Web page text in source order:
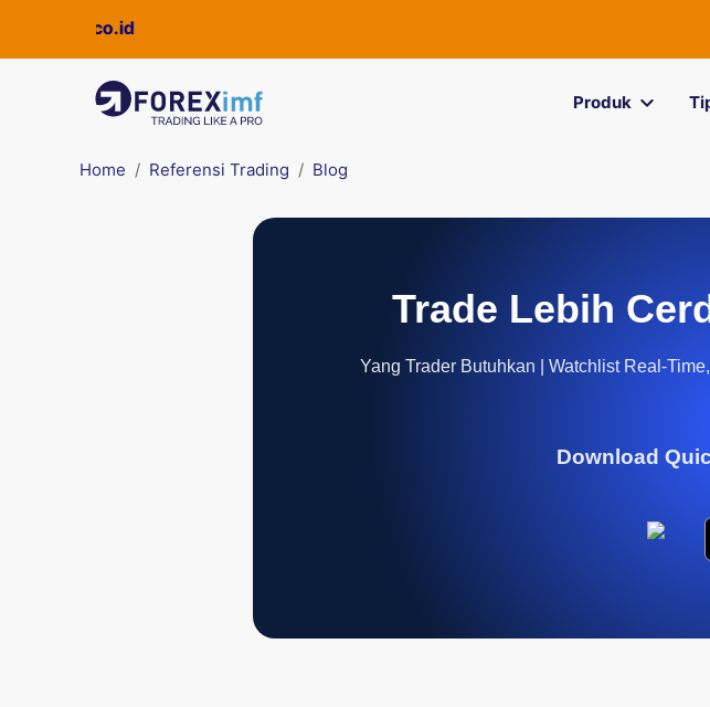
Produk
Home Referensi Trading Blog
Trade Lebih
Yang Trader Butuhkan | Watchlist Real-
Download